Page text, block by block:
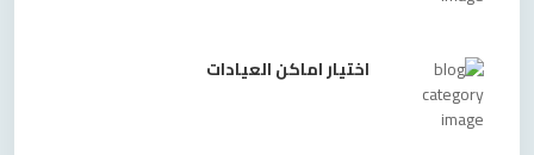
اختيار اماكن العيادات